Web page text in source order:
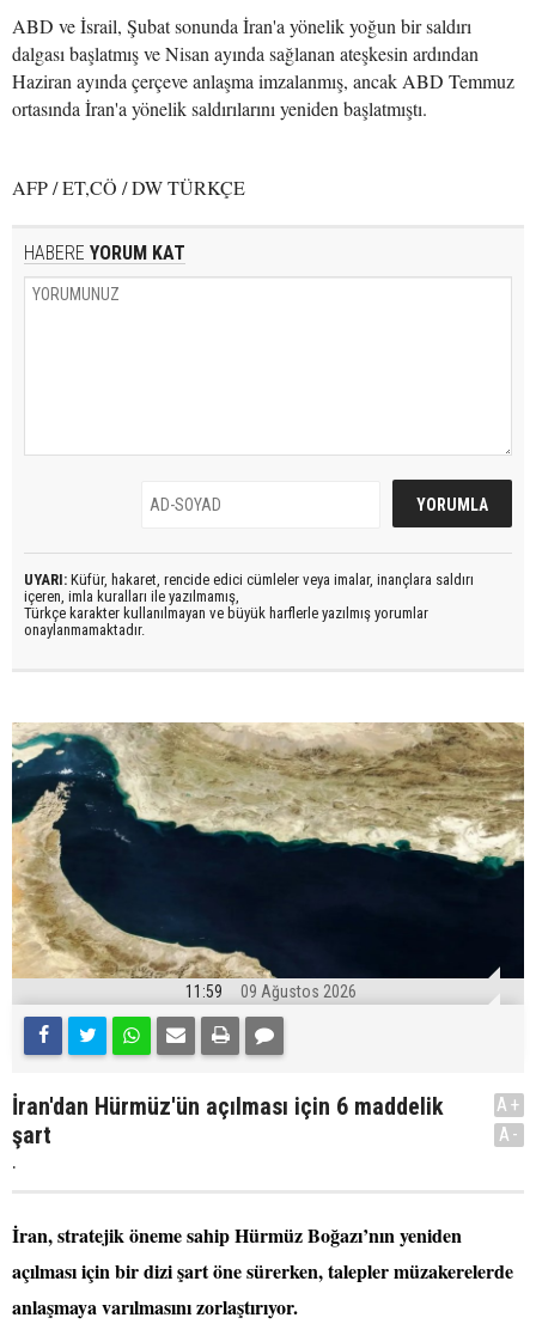
ABD ve İsrail, Şubat sonunda İran'a yönelik yoğun bir saldırı
dalgası başlatmış ve Nisan ayında sağlanan ateşkesin ardından
Haziran ayında çerçeve anlaşma imzalanmış, ancak ABD Temmuz
ortasında İran'a yönelik saldırılarını yeniden başlatmıştı.
AFP / ET,CÖ / DW TÜRKÇE
HABERE YORUM KAT
UYARI: Küfür, hakaret, rencide edici cümleler veya imalar, inançlara saldırı
içeren, imla kuralları ile yazılmamış,
Türkçe karakter kullanılmayan ve büyük harflerle yazılmış yorumlar
onaylanmamaktadır.
11:59 09 Ağustos 2026
İran'dan Hürmüz'ün açılması için 6 maddelik
şart
.
A+
A-
İran, stratejik öneme sahip Hürmüz Boğazı’nın yeniden
açılması için bir dizi şart öne sürerken, talepler müzakerelerde
anlaşmaya varılmasını zorlaştırıyor.